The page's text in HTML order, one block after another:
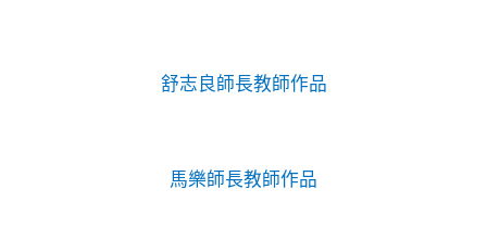
舒志良師長教師作品
馬樂師長教師作品